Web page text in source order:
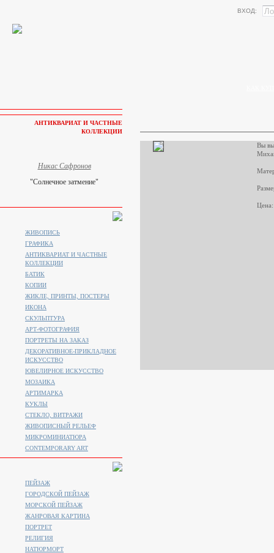
ВХОД:
Вы
АНТИКВАРИАТ И ЧАСТНЫЕ
КОЛЛЕКЦИИ
Никас Сафронов
"Солнечное затмение"
ЖИВОПИСЬ
ГРАФИКА
АНТИКВАРИАТ И ЧАСТНЫЕ
КОЛЛЕКЦИИ
БАТИК
КОПИИ
ЖИКЛЕ, ПРИНТЫ, ПОСТЕРЫ
ИКОНА
СКУЛЬПТУРА
АРТ-ФОТОГРАФИЯ
ПОРТРЕТЫ НА ЗАКАЗ
ДЕКОРАТИВНОЕ-ПРИКЛАДНОЕ
ИСКУССТВО
ЮВЕЛИРНОЕ ИСКУССТВО
МОЗАИКА
АРТИМАРКА
КУКЛЫ
СТЕКЛО, ВИТРАЖИ
ЖИВОПИСНЫЙ РЕЛЬЕФ
МИКРОМИНИАТЮРА
CONTEMPORARY ART
ПЕЙЗАЖ
ГОРОДСКОЙ ПЕЙЗАЖ
МОРСКОЙ ПЕЙЗАЖ
ЖАНРОВАЯ КАРТИНА
ПОРТРЕТ
РЕЛИГИЯ
НАТЮРМОРТ